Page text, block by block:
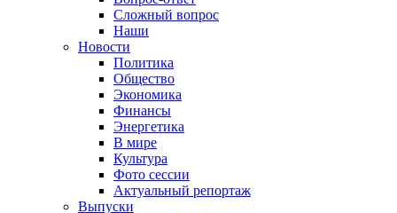
Сложный вопрос
Наши
Новости
Политика
Общество
Экономика
Финансы
Энергетика
В мире
Культура
Фото сессии
Актуальный репортаж
Выпуски